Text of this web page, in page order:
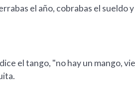
el año, cobrabas el sueldo
el tango, "no hay un mango,